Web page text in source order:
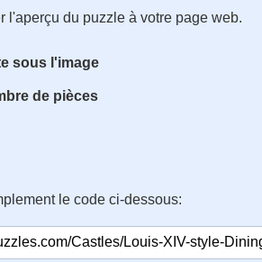
l'aperçu du puzzle à votre page web.
sous l'image
de pièces
le code ci-dessous: